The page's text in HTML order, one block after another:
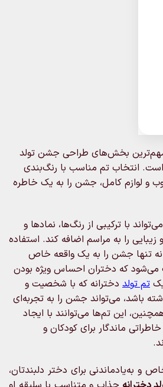
مهم‌ترین بخش‌های طراحی جشن تولد
است. انتخاب تم مناسب با رنگ‌بندی
لوازم کامل، جشن را به یک خاطره
با ترکیبی از رنگ‌ها، نمادها و
را به مراسم اضافه کند. استفاده
تنها جشن را به یک واقعه خاص
می‌شود که دختران احساس ویژه بودن
تم تولد دخترانه که با شخصیت و
باشد، می‌تواند جشن را به تجربه‌ای
این تم‌ها می‌توانند با ایجاد
ماندگار برای کودکان و
و به‌یادماندنی برای دختر دلبندتان،